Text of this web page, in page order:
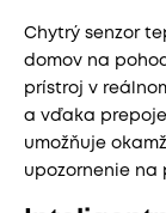
Chytrý senzor
domov na
prístroj v
a vďaka
umožňuje
upozornenie na